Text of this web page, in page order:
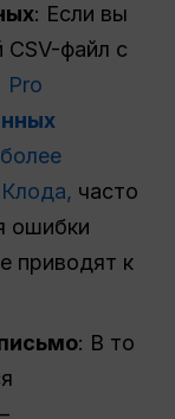
: Если вы
CSV-файл с
Pro
часто
ошибки
приводят к
: В то